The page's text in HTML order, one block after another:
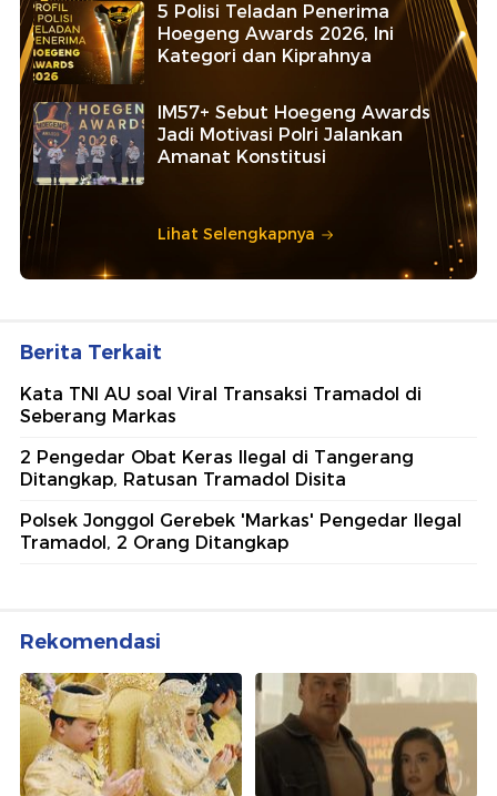
5 Polisi Teladan Penerima
Hoegeng Awards 2026, Ini
Kategori dan Kiprahnya
IM57+ Sebut Hoegeng Awards
Jadi Motivasi Polri Jalankan
Amanat Konstitusi
Lihat Selengkapnya
Berita Terkait
Kata TNI AU soal Viral Transaksi Tramadol di
Seberang Markas
2 Pengedar Obat Keras Ilegal di Tangerang
Ditangkap, Ratusan Tramadol Disita
Polsek Jonggol Gerebek 'Markas' Pengedar Ilegal
Tramadol, 2 Orang Ditangkap
Rekomendasi